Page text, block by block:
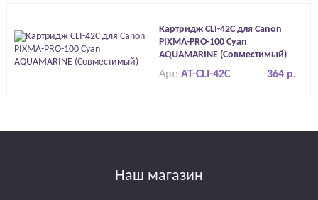
Картридж CLI-42C для Canon
PIXMA-PRO-100 Cyan
AQUAMARINE (Совместимый)
364 р.
Арт:AT-CLI-42C
Наш магазин